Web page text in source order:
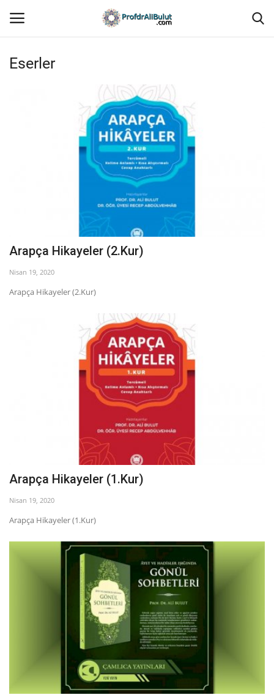
Galeri
Eserler
Arapça Hikayeler (2.Kur)
Nisan 19, 2020
Arapça Hikayeler (2.Kur)
Arapça Hikayeler (1.Kur)
Nisan 19, 2020
Arapça Hikayeler (1.Kur)